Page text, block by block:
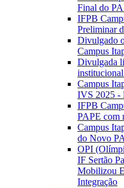
Final do
IFPB
Preliminar
Divulgado
Campus
Divulgada
Campus
IVS 2025 -
IFPB
PAPE com
Campus
do Novo
OPI
IF Sertão
Mobilizou
Integração